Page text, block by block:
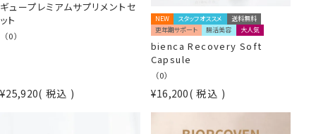
ギュープレミアムサプリメントセ
ット
（0）
¥25,920 税込
NEW スタッフオススメ
送料無料
更年期サポート
腸活美容 大人気
bienca Recovery Soft
Capsule
（0）
¥16,200 税込